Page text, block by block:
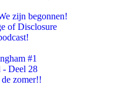
zijn begonnen!
of Disclosure
#1
- Deel 28
zomer!!